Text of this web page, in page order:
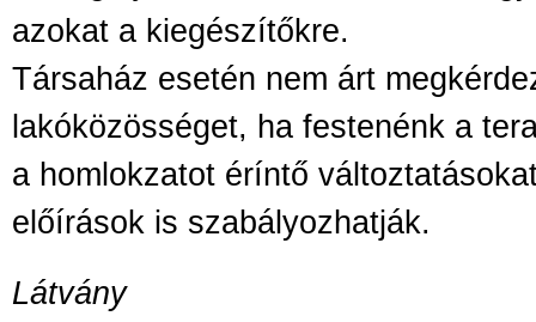
azokat a kiegészítőkre.
Társaház esetén nem árt
lakóközösséget, ha festenénk a
a homlokzatot éríntő
előírások is szabályozhatják.
Látvány